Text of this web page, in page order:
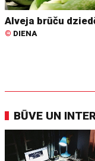
Alveja brūču
© DIENA
BŪVE UN